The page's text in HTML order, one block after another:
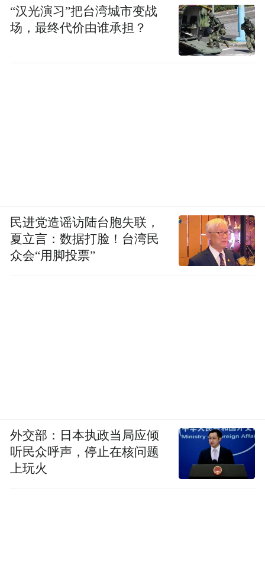
“汉光演习”把台湾城市变战
场，最终代价由谁承担？
民进党造谣访陆台胞失联，
夏立言：数据打脸！台湾民
众会“用脚投票”
外交部：日本执政当局应倾
听民众呼声，停止在核问题
上玩火